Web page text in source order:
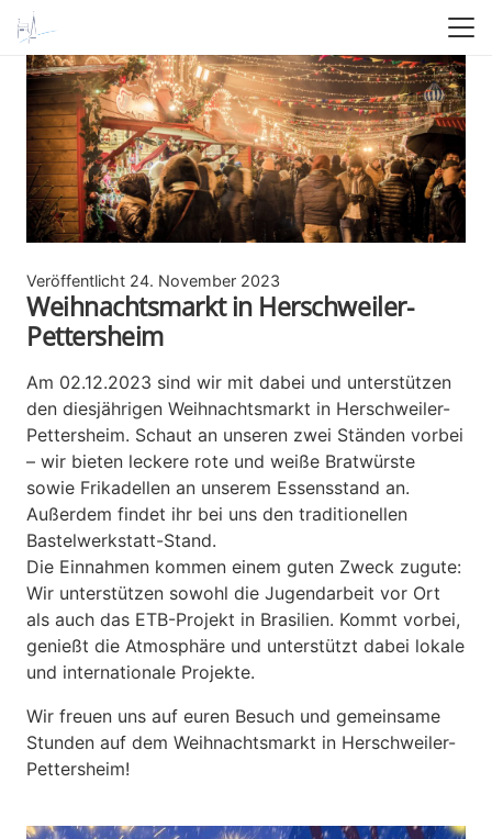
Veröffentlicht 24. November 2023
Weihnachtsmarkt in Herschweiler-
Pettersheim
Am 02.12.2023 sind wir mit dabei und unterstützen
den diesjährigen Weihnachtsmarkt in Herschweiler-
Pettersheim. Schaut an unseren zwei Ständen vorbei
– wir bieten leckere rote und weiße Bratwürste
sowie Frikadellen an unserem Essensstand an.
Außerdem findet ihr bei uns den traditionellen
Bastelwerkstatt-Stand.
Die Einnahmen kommen einem guten Zweck zugute:
Wir unterstützen sowohl die Jugendarbeit vor Ort
als auch das ETB-Projekt in Brasilien. Kommt vorbei,
genießt die Atmosphäre und unterstützt dabei lokale
und internationale Projekte.
Wir freuen uns auf euren Besuch und gemeinsame
Stunden auf dem Weihnachtsmarkt in Herschweiler-
Pettersheim!